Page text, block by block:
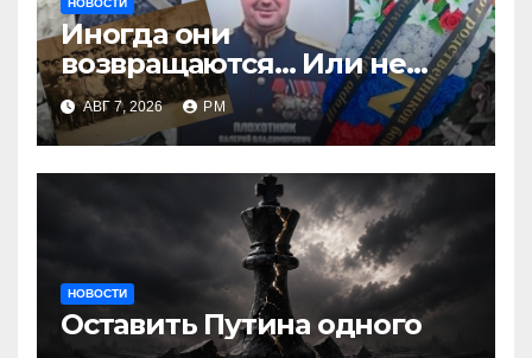
НОВОСТИ
Иногда они
возвращаются… Или не
возвращаются
АВГ 7, 2026 РМ
НОВОСТИ
Оставить Путина одного